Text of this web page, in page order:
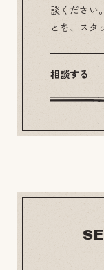
談ください
とを、スタ
相談する